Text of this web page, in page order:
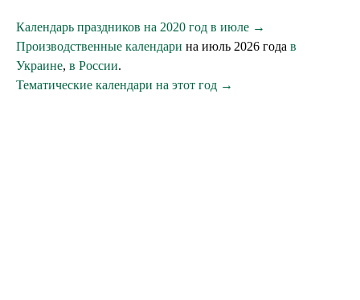
Календарь праздников на 2020 год в июле →
Производственные календари на июль 2026 года в
Украине, в России.
Тематические календари на этот год →